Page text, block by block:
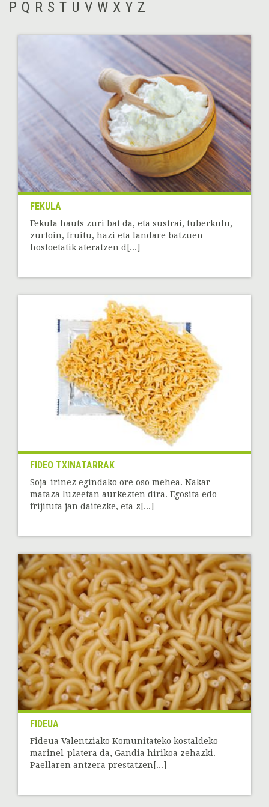
P Q R S T U V W X Y Z
FEKULA
Fekula hauts zuri bat da, eta sustrai, tuberkulu,
zurtoin, fruitu, hazi eta landare batzuen
hostoetatik ateratzen d[...]
FIDEO TXINATARRAK
Soja-irinez egindako ore oso mehea. Nakar-
mataza luzeetan aurkezten dira. Egosita edo
frijituta jan daitezke, eta z[...]
FIDEUA
Fideua Valentziako Komunitateko kostaldeko
marinel-platera da, Gandia hirikoa zehazki.
Paellaren antzera prestatzen[...]